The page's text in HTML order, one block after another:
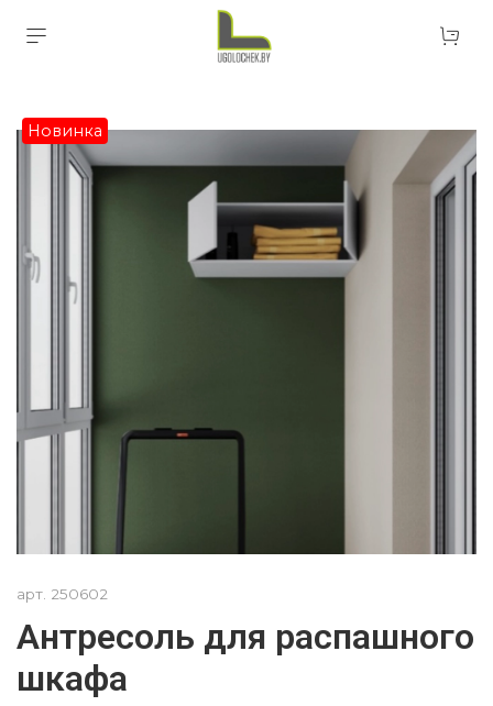
Новинка
арт. 250602
Антресоль для распашного
шкафа